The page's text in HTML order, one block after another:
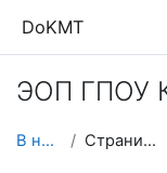
DoKMT
ЭОП ГПОУ
В начало Страницы сайта